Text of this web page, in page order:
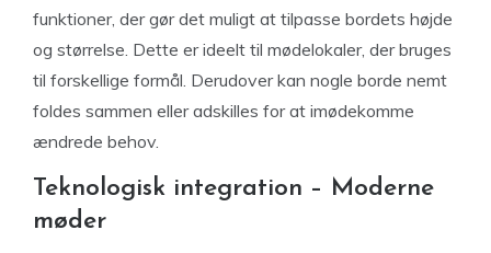
funktioner, der gør det muligt at tilpasse bordets højde
og størrelse. Dette er ideelt til mødelokaler, der bruges
til forskellige formål. Derudover kan nogle borde nemt
foldes sammen eller adskilles for at imødekomme
ændrede behov.
Teknologisk integration – Moderne
møder